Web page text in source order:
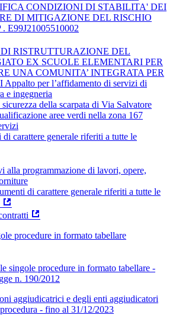
CONDIZIONI DI STABILITA' DEI
DI MITIGAZIONE DEL RISCHIO
E99J21005510002
RISTRUTTURAZIONE DEL
EX SCUOLE ELEMENTARI PER
UNA COMUNITA’ INTEGRATA PER
per l’affidamento di servizi di
e ingegneria
sicurezza della scarpata di Via Salvatore
aree verdi nella zona 167
carattere generale riferiti a tutte le
alla programmazione di lavori, opere,
di carattere generale riferiti a tutte le
procedure in formato tabellare
singole procedure in formato tabellare -
n. 190/2012
aggiudicatrici e degli enti aggiudicatori
- fino al 31/12/2023